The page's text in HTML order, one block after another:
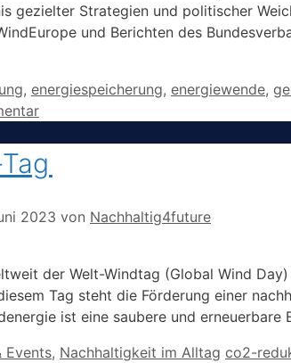
gezielter Strategien und politischer
und Berichten des
, energiespeicherung, energiewende,
2023 von Nachhaltig4future
der Welt-Windtag (Global Wind
Tag steht die Förderung einer
ist eine saubere und
Events, Nachhaltigkeit im Alltag co2-